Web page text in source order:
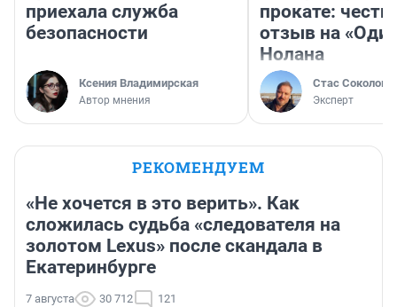
приехала служба
безопасности
Ксения Владимирская
Автор мнения
прокате:
отзыв на
Нолана
Стас Соколов
Эксперт
РЕКОМЕНДУЕМ
«Не хочется в это верить». Как
сложилась судьба «следователя на
золотом Lexus» после скандала в
Екатеринбурге
7 августа 30 712 121